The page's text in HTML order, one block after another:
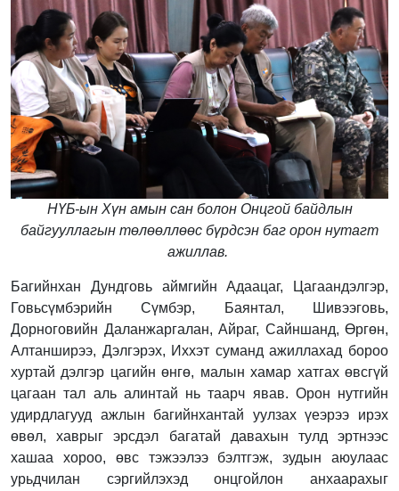
НҮБ-ын Хүн амын сан болон Онцгой байдлын
байгууллагын төлөөллөөс бүрдсэн баг орон нутагт
ажиллав.
Багийнхан Дундговь аймгийн Адаацаг, Цагаандэлгэр,
Говьсүмбэрийн Сүмбэр, Баянтал, Шивээговь,
Дорноговийн Даланжаргалан, Айраг, Сайншанд, Өргөн,
Алтанширээ, Дэлгэрэх, Иххэт суманд ажиллахад бороо
хуртай дэлгэр цагийн өнгө, малын хамар хатгах өвсгүй
цагаан тал аль алинтай нь таарч явав. Орон нутгийн
удирдлагууд ажлын багийнхантай уулзах үеэрээ ирэх
өвөл, хаврыг эрсдэл багатай давахын тулд эртнээс
хашаа хороо, өвс тэжээлээ бэлтгэж, зудын аюулаас
урьдчилан сэргийлэхэд онцгойлон анхаарахыг